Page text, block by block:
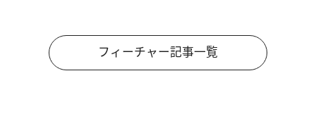
フィーチャー記事一覧